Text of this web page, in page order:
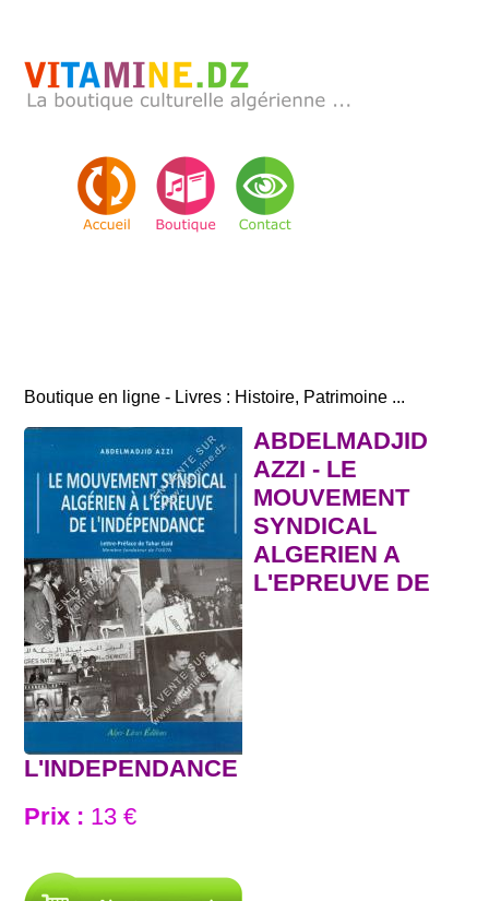
Boutique en ligne - Livres : Histoire, Patrimoine ...
ABDELMADJID
AZZI - LE
MOUVEMENT
SYNDICAL
ALGERIEN A
L'EPREUVE DE
L'INDEPENDANCE
Prix : 13 €